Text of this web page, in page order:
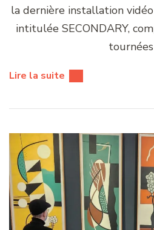
la dernière installation
intitulée SECONDARY,
Lire la suite